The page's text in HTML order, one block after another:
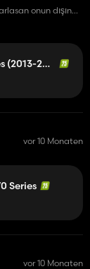
onun dışında
Massey Ferguson 5400 Series (2013-2017)
vor 10 Monaten
Series
vor 10 Monaten